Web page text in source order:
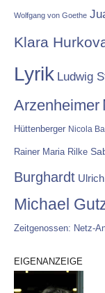
Wolfgang von Goethe
Klara
Lyrik Ludwig
Arzenheimer
Hüttenberger Nicola
Rainer Maria Rilke
Burghardt
Michael
Zeitgenossen: Netz-
EIGENANZEIGE